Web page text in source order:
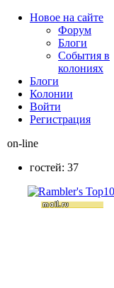
Новое на сайте
Форум
Блоги
События в
колониях
Блоги
Колонии
Войти
Peгиcтpaция
on-line
гостей: 37